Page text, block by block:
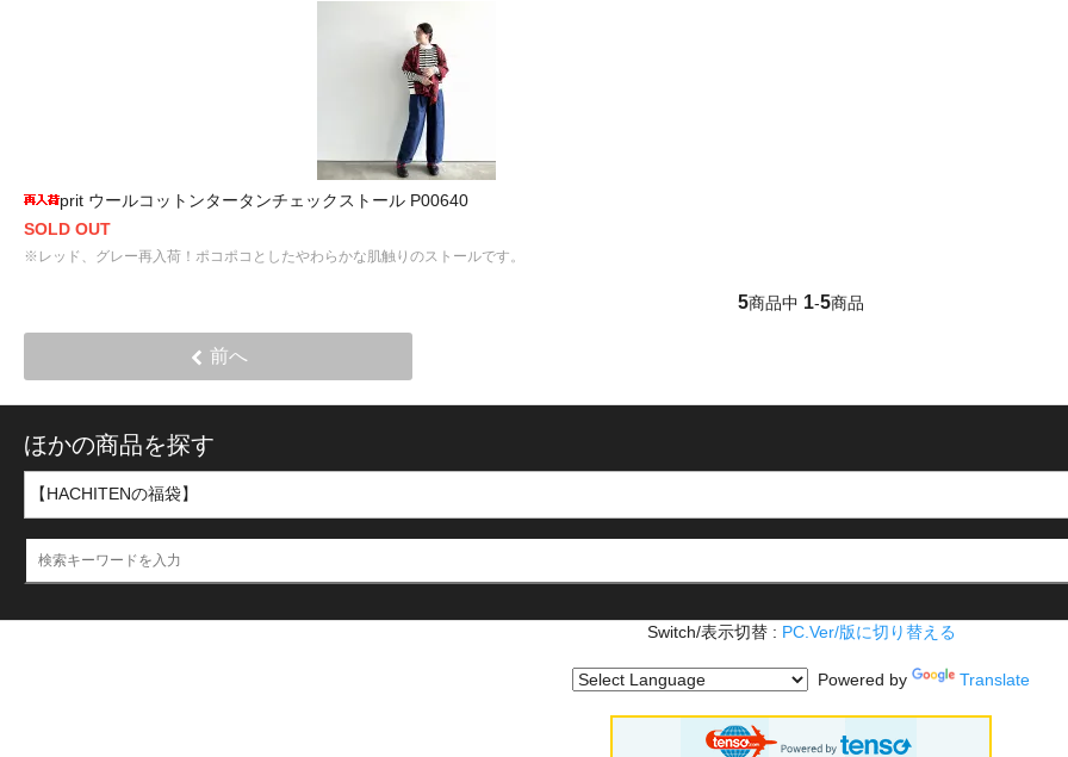
prit ウールコットンタータンチェックストール P00640
SOLD OUT
※レッド、グレー再入荷！ポコポコとしたやわらかな肌触りのストールです。
5商品中 1-5商品
前へ
ほかの商品を探す
Switch/表示切替 : PC.Ver/版に切り替える
Powered by Translate